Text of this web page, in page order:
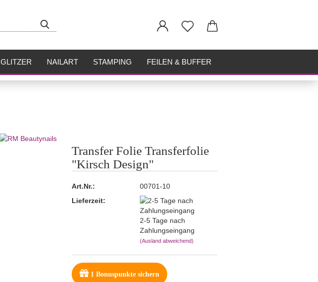
GLITZER NAILART STAMPING FEILEN & BUFFER
Transfer Folie Transferfolie
"Kirsch Design"
Art.Nr.:
00701-10
Lieferzeit:
2-5 Tage nach
Zahlungseingang
(Ausland abweichend)
1Bonuspunkte sichern